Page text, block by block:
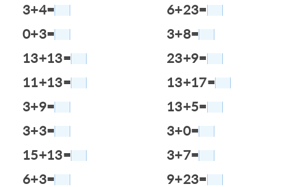
3+4=
6+23=
0+3=
3+8=
13+13=
23+9=
11+13=
13+17=
3+9=
13+5=
3+3=
3+0=
15+13=
3+7=
6+3=
9+23=